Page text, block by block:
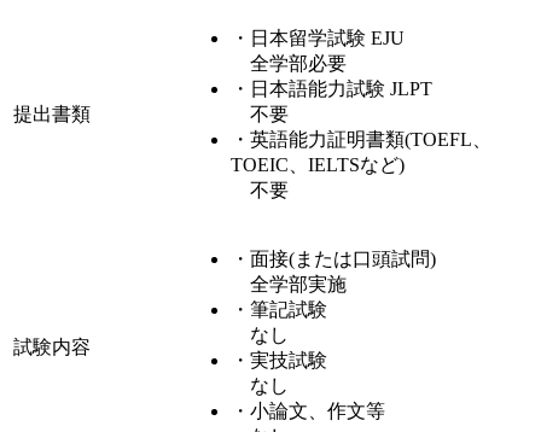
提出書類
・日本留学試験 EJU
全学部必要
・日本語能力試験 JLPT
不要
・英語能力証明書類(TOEFL、
TOEIC、IELTSなど)
不要
試験内容
・面接(または口頭試問)
全学部実施
・筆記試験
なし
・実技試験
なし
・小論文、作文等